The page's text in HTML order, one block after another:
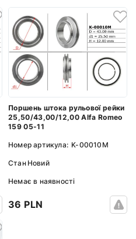
Поршень штока рульової рейки
25,50/43,00/12,00 Alfa Romeo
159 05-11
Номер артикула: K-00010M
Стан Новий
Немає в наявності
36 PLN